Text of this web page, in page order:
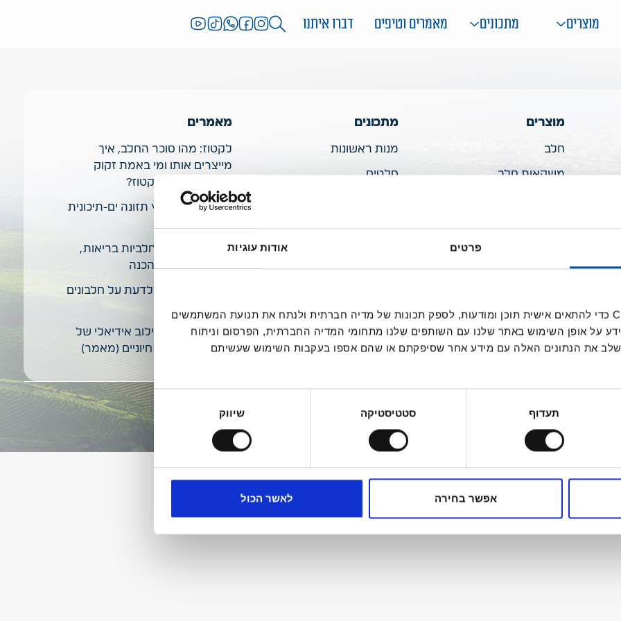
פרטים אודות עוגיות
אנחנו משתמשים בקובצי Cookie כדי להתאים אישית תוכן ומודעות, לספק תכונות של מדיה חברתית ולנתח את תנועת המשתמשים
על אופן השימוש באתר שלנו עם השותפים שלנו מתחומי המדיה החברתית, הפרסום וניתוח
לשלב את הנתונים האלה עם מידע אחר שסיפקתם או שהם אספו בעקבות השימוש שעשיתם
תעדוף סטטיסטיקה שיווק
אפשר בחירה לאשר הכול
מוצרים מתכונים מאמרים וטיפים דברו איתנו
מוצרים
חלב
משקאות חלב
מתכונים
מנות ראשונות
סלטים
מאמרים
לקטוז: מהו סוכר החלב, איך
מייצרים אותו ומי באמת זקוק
למוצרים נטולי לקטוז?
10 טיפים לאימוץ תזונה ים-תיכונית
טיפים לארוחות חלביות בריאות,
טעימות וקלות להכנה
כל מה שרציתם לדעת על חלבונים
חלב ומוצריו – שילוב אידיאלי של
רכיבים תזונתיים חיוניים (מאמר)